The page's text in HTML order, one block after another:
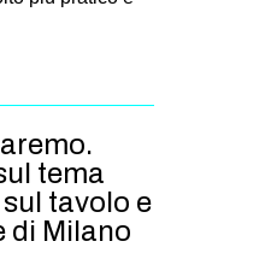
tema
tavolo e
di Milano